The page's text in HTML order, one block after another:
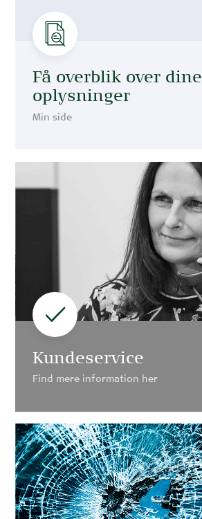
Få overblik over dine
oplysninger
Min side
Kundeservice
Find mere information her